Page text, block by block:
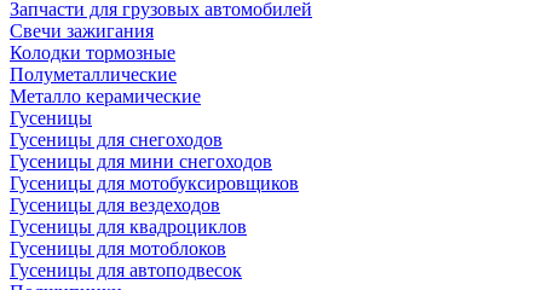
Запчасти для грузовых автомобилей
Свечи зажигания
Колодки тормозные
Полуметаллические
Металло керамические
Гусеницы
Гусеницы для снегоходов
Гусеницы для мини снегоходов
Гусеницы для мотобуксировщиков
Гусеницы для вездеходов
Гусеницы для квадроциклов
Гусеницы для мотоблоков
Гусеницы для автоподвесок